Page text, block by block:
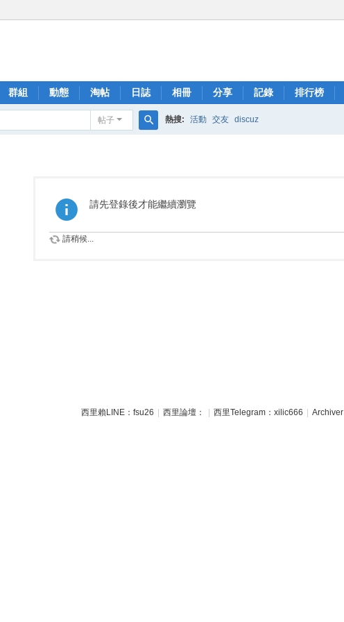
群組 動態 淘帖 日誌 相冊 分享 記錄 排行榜
帖子 熱搜: 活動 交友 discuz
請先登錄後才能繼續瀏覽
請稍候...
西里賴LINE：fsu26 西里論壇： 西里Telegram：xilic666 Archiver